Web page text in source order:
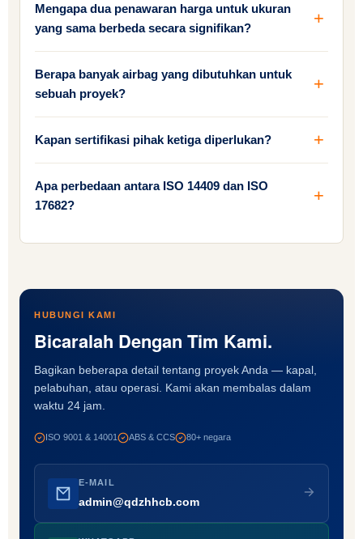
Mengapa dua penawaran harga untuk ukuran
yang sama berbeda secara signifikan?
Berapa banyak airbag yang dibutuhkan untuk
sebuah proyek?
Kapan sertifikasi pihak ketiga diperlukan?
Apa perbedaan antara ISO 14409 dan ISO
17682?
HUBUNGI KAMI
Bicaralah Dengan Tim Kami.
Bagikan beberapa detail tentang proyek Anda — kapal,
pelabuhan, atau operasi. Kami akan membalas dalam
waktu 24 jam.
ISO 9001 & 14001 ABS & CCS 80+ negara
E-MAIL
admin@qdzhhcb.com